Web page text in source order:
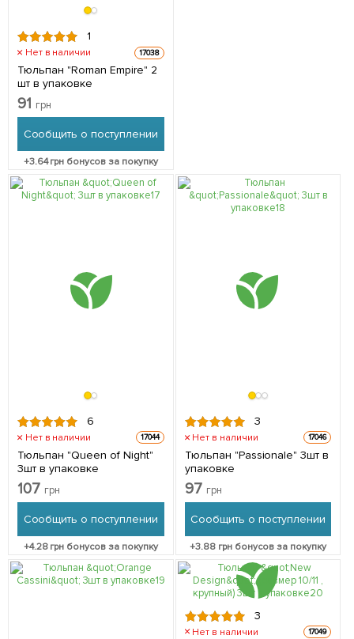
1
Нет в наличии 17038
Тюльпан "Roman Empire" 2
шт в упаковке
91 грн
Сообщить о поступлении
+3.64грн бонусов за покупку
6
Нет в наличии 17044
Тюльпан "Queen of Night"
3шт в упаковке
107 грн
Сообщить о поступлении
+4.28грн бонусов за покупку
3
Нет в наличии 17046
Тюльпан "Passionale" 3шт в
упаковке
97 грн
Сообщить о поступлении
+3.88 грн бонусов за покупку
3
Нет в наличии 17049